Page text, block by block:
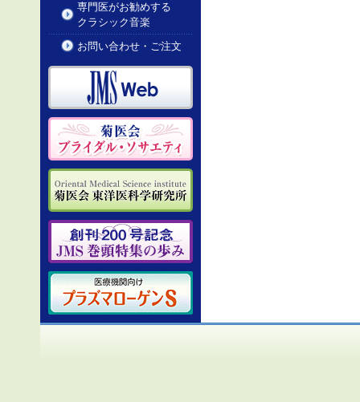
専門医がお勧めする
クラシック音楽
お問い合わせ・ご注文